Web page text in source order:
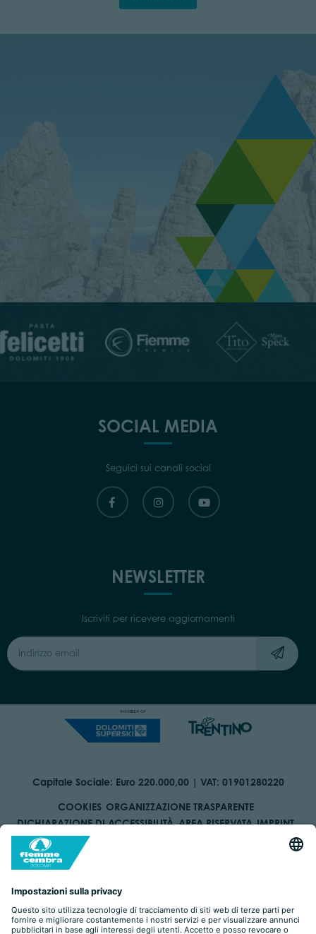
SOCIAL MEDIA
Seguici sui canali social
NEWSLETTER
Iscriviti per ricevere aggiornamenti
Capitale Sociale: Euro 220.000,00 | VAT: 01901280220
COOKIES ORGANIZZAZIONE TRASPARENTE
DICHIARAZIONE DI ACCESSIBILITÀ AREA RISERVATA IMPRINT